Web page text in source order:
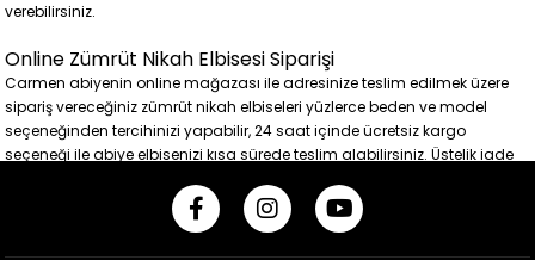
verebilirsiniz.
Online Zümrüt Nikah Elbisesi Siparişi
Carmen abiyenin online mağazası ile adresinize teslim edilmek üzere
sipariş vereceğiniz zümrüt nikah elbiseleri yüzlerce beden ve model
seçeneğinden tercihinizi yapabilir, 24 saat içinde ücretsiz kargo
seçeneği ile abiye elbisenizi kısa sürede teslim alabilirsiniz. Üstelik iade
24 Saat İçinde Ücretsiz Kargo Fırsatı